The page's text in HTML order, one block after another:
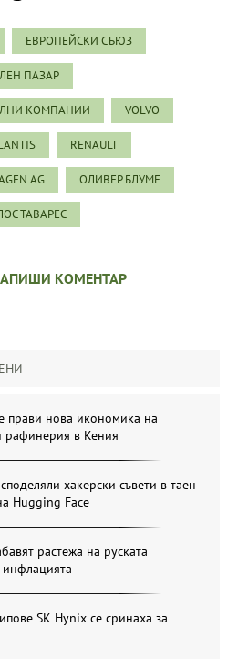
ЕВРОПЕЙСКИ СЪЮЗ
ПАЗАР
КОМПАНИИ VOLVO
RENAULT
AG ОЛИВЕР БЛУМЕ
ТАВАРЕС
КОМЕНТАР
прави нова икономика на
рафинерия в Кения
хакерски съвети в таен
Hugging Face
растежа на руската
SK Hynix се сринаха за